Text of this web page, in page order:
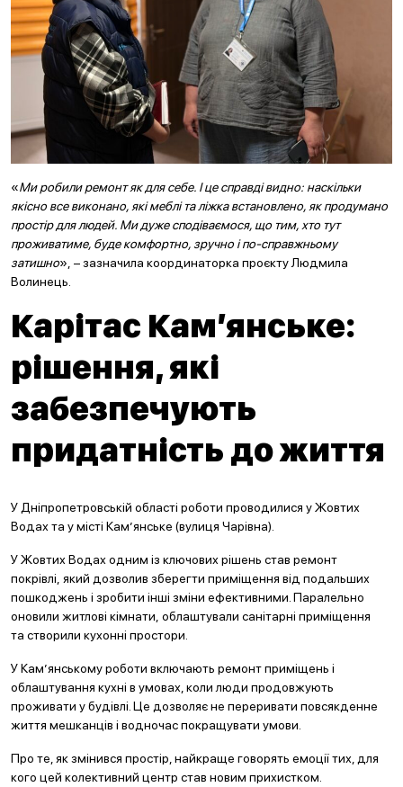
«Ми робили ремонт як для себе. І це справді видно: наскільки
якісно все виконано, які меблі та ліжка встановлено, як продумано
простір для людей. Ми дуже сподіваємося, що тим, хто тут
проживатиме, буде комфортно, зручно і по-справжньому
затишно», – зазначила координаторка проєкту Людмила
Волинець.
Карітас Кам’янське:
рішення, які
забезпечують
придатність до життя
У Дніпропетровській області роботи проводилися у Жовтих
Водах та у місті Кам’янське (вулиця Чарівна).
У Жовтих Водах одним із ключових рішень став ремонт
покрівлі, який дозволив зберегти приміщення від подальших
пошкоджень і зробити інші зміни ефективними. Паралельно
оновили житлові кімнати, облаштували санітарні приміщення
та створили кухонні простори.
У Кам’янському роботи включають ремонт приміщень і
облаштування кухні в умовах, коли люди продовжують
проживати у будівлі. Це дозволяє не переривати повсякденне
життя мешканців і водночас покращувати умови.
Про те, як змінився простір, найкраще говорять емоції тих, для
кого цей колективний центр став новим прихистком.